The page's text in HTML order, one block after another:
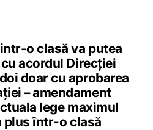
o clasă va putea
acordul Direcției
doar cu aprobarea
– amendament
lege maximul
plus într-o clasă